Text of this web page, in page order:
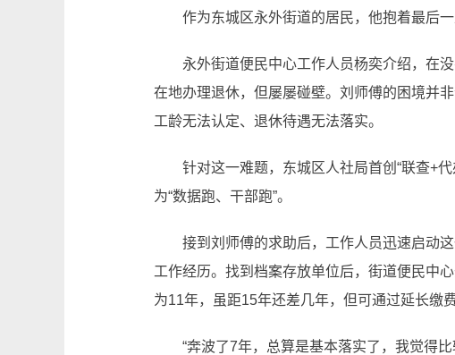
作为东城区永外街道的居民，他抱着最后一
永外街道便民中心工作人员杨奕介绍，在没
在地办理退休，但屡屡碰壁。刘师傅的困境并
工龄无法认定、退休待遇无法落实。
针对这一难题，东城区人社局首创“联查+代
为“数据跑、干部跑”。
接到刘师傅的求助后，工作人员迅速启动这
工作经历。找到档案存放单位后，街道便民中
为11年，虽距15年还差几年，但可通过延长
“奔波了7年，总算是基本落实了，我觉得比